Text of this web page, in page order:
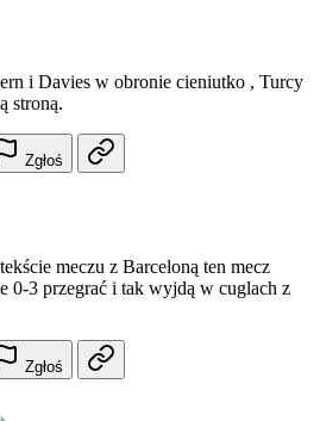
i Davies w obronie cieniutko , Turcy
stroną.
Zgłoś
meczu z Barceloną ten mecz
0-3 przegrać i tak wyjdą w cuglach z
Zgłoś